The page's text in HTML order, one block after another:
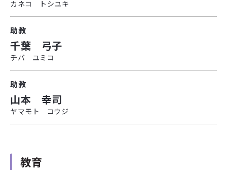
カネコ トシユキ
助教
千葉 弓子
チバ ユミコ
助教
山本 幸司
ヤマモト コウジ
教育